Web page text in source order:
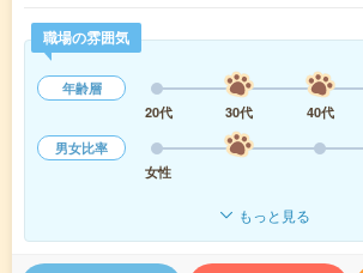
職場の雰囲気
年齢層
20代
30代 40代
男女比率
女性
もっと見る